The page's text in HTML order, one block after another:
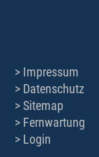
Impressum
Datenschutz
Sitemap
Fernwartung
Login